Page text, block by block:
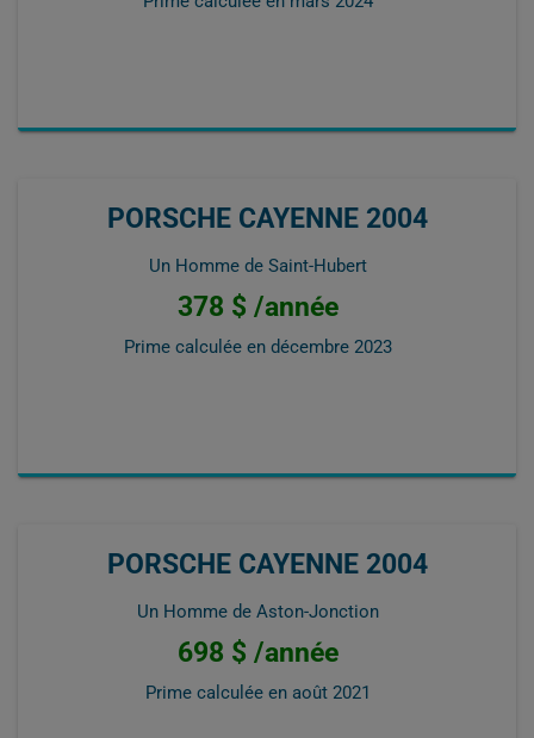
PORSCHE CAYENNE 2004
Un Homme de Saint-Hubert
378 $ /année
Prime calculée en décembre 2023
PORSCHE CAYENNE 2004
Un Homme de Aston-Jonction
698 $ /année
Prime calculée en août 2021